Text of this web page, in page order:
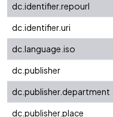
dc.identifier.repourl
dc.identifier.uri
dc.language.iso
dc.publisher
dc.publisher.department
dc.publisher.place